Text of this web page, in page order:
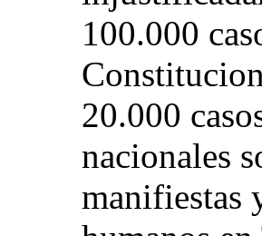
100.000
20.000
nacionales
manifiestas